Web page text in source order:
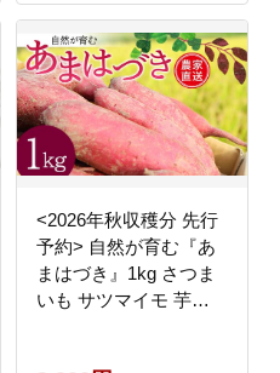
<2026年秋収穫分 先行
予約> 自然が育む『あ
まはづき』1kg さつま
いも サツマイモ 芋